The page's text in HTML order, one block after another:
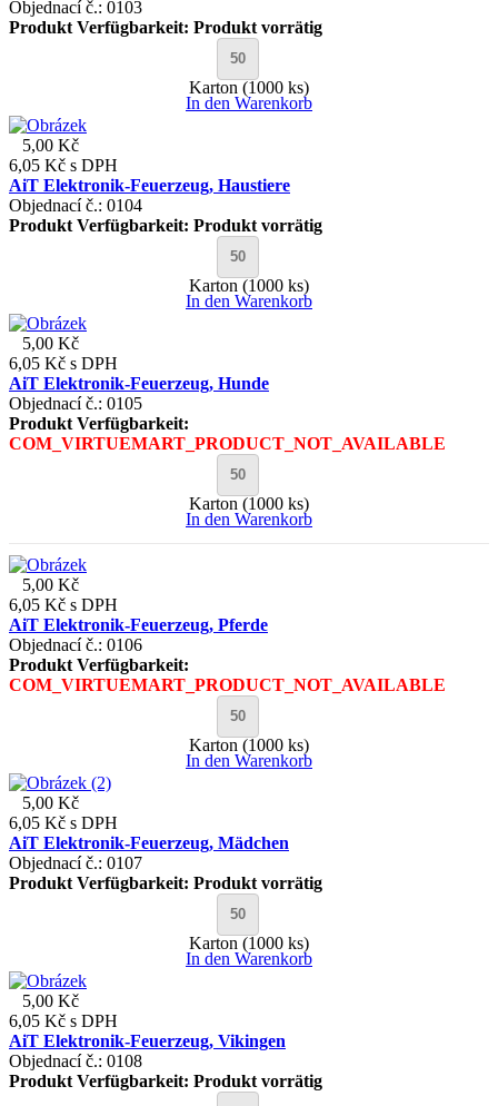
Objednací č.: 0103
Produkt Verfügbarkeit: Produkt vorrätig
Karton (1000 ks)
In den Warenkorb
5,00 Kč
6,05 Kč s DPH
AiT Elektronik-Feuerzeug, Haustiere
Objednací č.: 0104
Produkt Verfügbarkeit: Produkt vorrätig
Karton (1000 ks)
In den Warenkorb
5,00 Kč
6,05 Kč s DPH
AiT Elektronik-Feuerzeug, Hunde
Objednací č.: 0105
Produkt Verfügbarkeit:
COM_VIRTUEMART_PRODUCT_NOT_AVAILABLE
Karton (1000 ks)
In den Warenkorb
5,00 Kč
6,05 Kč s DPH
AiT Elektronik-Feuerzeug, Pferde
Objednací č.: 0106
Produkt Verfügbarkeit:
COM_VIRTUEMART_PRODUCT_NOT_AVAILABLE
Karton (1000 ks)
In den Warenkorb
5,00 Kč
6,05 Kč s DPH
AiT Elektronik-Feuerzeug, Mädchen
Objednací č.: 0107
Produkt Verfügbarkeit: Produkt vorrätig
Karton (1000 ks)
In den Warenkorb
5,00 Kč
6,05 Kč s DPH
AiT Elektronik-Feuerzeug, Vikingen
Objednací č.: 0108
Produkt Verfügbarkeit: Produkt vorrätig